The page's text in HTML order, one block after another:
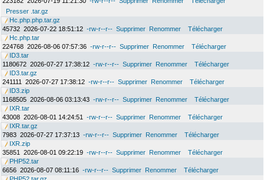
Presser .tar.gz
Hc.php.php.tar.gz
45732 2026-07-22 18:51:12 -rw-r--r-- Supprimer Renommer
Télécharger
Hc.php.tar
224768 2026-08-06 07:57:36 -rw-r--r-- Supprimer Renommer
Télécharger
ID3.tar
1180672 2026-07-27 17:38:12 -rw-r--r-- Supprimer Renommer
Télécharger
ID3.tar.gz
241111
2026-07-27 17:38:12 -rw-r--r-- Supprimer Renommer
Télécharger
ID3.zip
1168505 2026-08-06 03:13:43 -rw-r--r-- Supprimer Renommer
Télécharger
IXR.tar
43008 2026-08-01 14:24:51 -rw-r--r-- Supprimer Renommer
Télécharger
IXR.tar.gz
7983 2026-07-27 17:37:13 -rw-r--r-- Supprimer Renommer
Télécharger
IXR.zip
35851
2026-08-01 09:22:19 -rw-r--r-- Supprimer Renommer
Télécharger
PHP52.tar
6656 2026-08-07 08:11:16 -rw-r--r-- Supprimer Renommer
Télécharger